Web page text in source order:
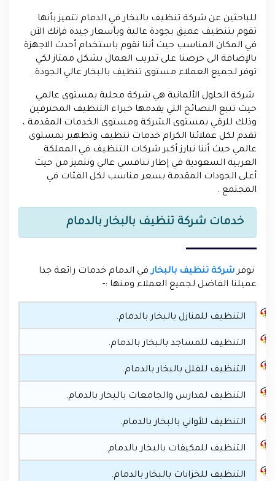
للباحثين عن شركة تنظيف بالبخار في الدمام تتميز بأنها
تقوم بتنظيف عميق بجودة عالية وبأسعار جيدة فإنك الآن
في المكان المناسب حيث أننا نقوم باستخدام أحدث الاجهزة
بالإضافة الى حرصنا على تدريب العمال بشكل ممتاز لكي
توفر لجميع العملاء مستوى تنظيف بالبخار عالي الجودة.
شركة الحلول الألمانية هي شركة محلية بمستوى عالمي
حيث تتبع النصائح التي يقدمها خبراء التنظيف المحترفين
وذلك للرقي بمستوى الشركة ومستوى الخدمات المقدمة ،
تقدم لكل عملائنا الكرام خدمات تنظيف وتطهير بمستوى
عالمي حيث أننا نبارز أكبر شركات التنظيف في المملكة
العربية السعودية في إطار تنافسي عالي ونتميز من حيث
أعلى الجودات المقدمة بسعر مناسب لكل الفئات في
المجتمع .
خدمات شركة تنظيف بالبخار بالدمام
توفرشركة تنظيف بالبخارفي الدمام خدمات رائعة جدا
عميلنا الفاضل لجميع العملاء ومنها :-
التنظيف للمنازل بالبخار بالدمام.
التنظيف للمساجد بالبخار بالدمام.
التنظيف للفلل بالبخار بالدمام.
التنظيف لمدارس والجامعات بالبخار بالدمام.
التنظيف للأواني بالبخار بالدمام.
التنظيف للمكيفات بالبخار بالدمام.
التنظيف للخزانات بالبخار بالدمام.